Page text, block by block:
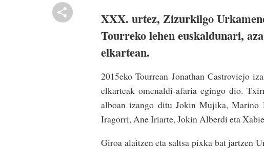
XXX. urtez, Zizurkilgo
Tourreko lehen euskaldunari,
elkartean.
2015eko Tourrean Jonathan Castroviejo
elkarteak omenaldi-afaria egingo dio.
alboan izango ditu Jokin Mujika, Marino
Iragorri, Ane Iriarte, Jokin Alberdi eta
Giroa alaitzen eta saltsa pixka bat jartzen